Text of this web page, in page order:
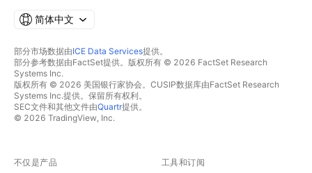
简体中文
部分市场数据由ICE Data Services提供。
部分参考数据由FactSet提供。版权所有 © 2026 FactSet Research
Systems Inc.
版权所有 © 2026 美国银行家协会。CUSIP数据库由FactSet Research
Systems Inc.提供。保留所有权利。
SEC文件和其他文件由Quartr提供。
© 2026 TradingView, Inc.
不仅是产品 工具和订阅